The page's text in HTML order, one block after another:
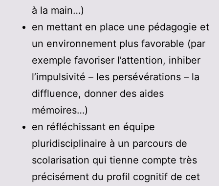
à la main…)
en mettant en place une pédagogie et
un environnement plus favorable (par
exemple favoriser l’attention, inhiber
l’impulsivité – les persévérations – la
diffluence, donner des aides
mémoires…)
en réfléchissant en équipe
pluridisciplinaire à un parcours de
scolarisation qui tienne compte très
précisément du profil cognitif de cet